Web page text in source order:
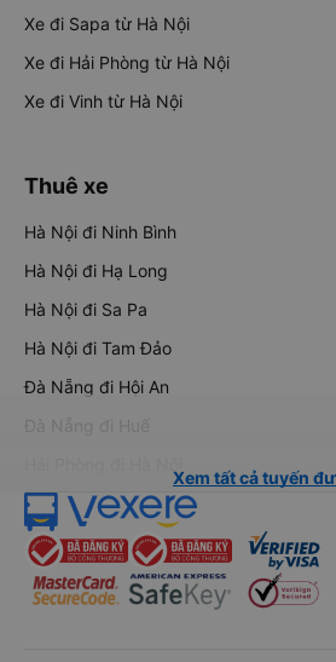
Xe đi Sapa từ Hà Nội
Xe đi Hải Phòng từ Hà Nội
Xe đi Vinh từ Hà Nội
Thuê xe
Hà Nội đi Ninh Bình
Hà Nội đi Hạ Long
Hà Nội đi Sa Pa
Hà Nội đi Tam Đảo
Đà Nẵng đi Hội An
Đà Nẵng đi Huế
Xem tất cả tuyến